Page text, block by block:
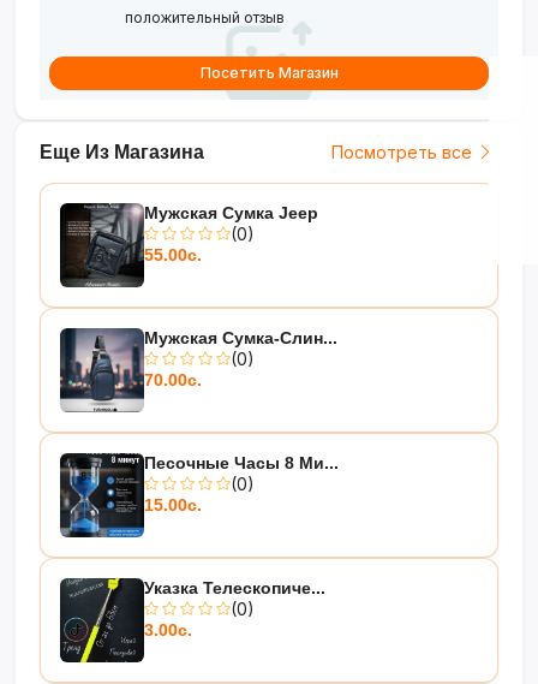
Еще Из Магазина Посмотреть все
Мужская Сумка Jeep
(0)
55.00с.
Мужская Сумка-Слин...
(0)
70.00с.
Песочные Часы 8 Ми...
(0)
15.00с.
Указка Телескопиче...
(0)
3.00с.
положительный отзыв
Посетить Магазин